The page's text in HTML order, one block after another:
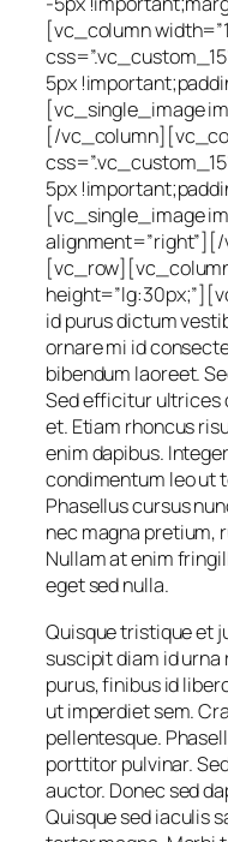
[vc_column
5px
[vc_single_image
[/
5px
[vc_single_image
id purus dictum
ornare mi id
bibendum laoreet.
Sed efficitur ultrices
et. Etiam rhoncus
enim dapibus.
condimentum leo ut
Phasellus cursus
nec magna pretium,
Nullam at enim
eget sed nulla.
Quisque tristique et
suscipit diam id
purus, finibus id
ut imperdiet sem.
pellentesque.
porttitor pulvinar.
auctor. Donec sed
Quisque sed iaculis